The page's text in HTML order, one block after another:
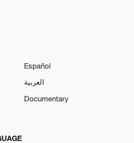
Español
العربية
Documentary